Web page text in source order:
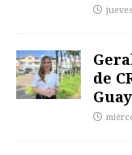
de